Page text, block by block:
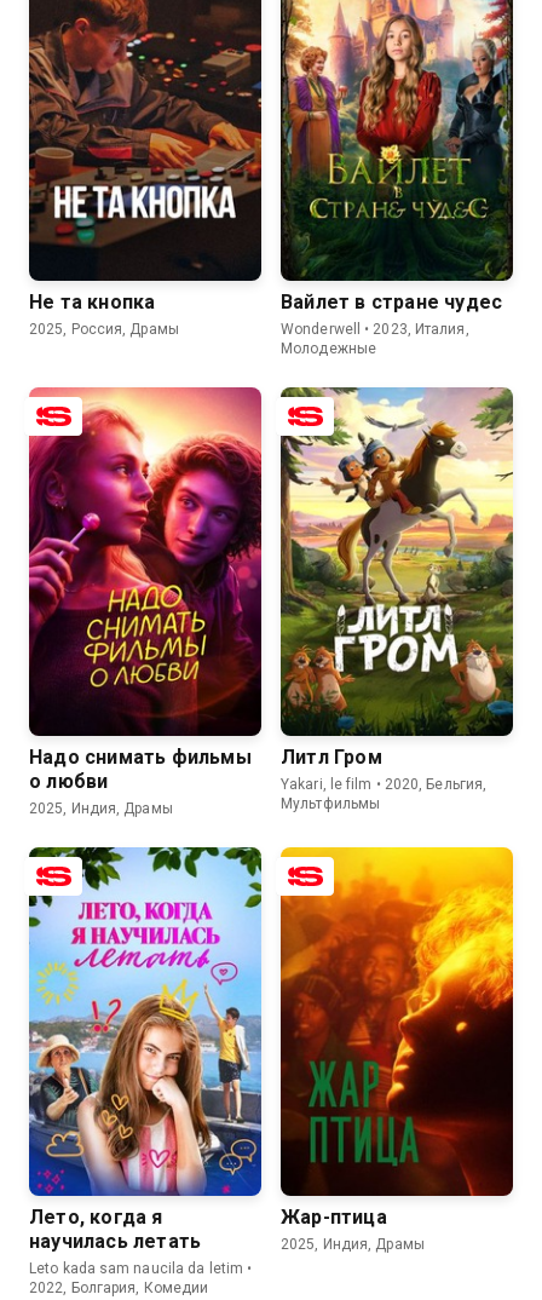
7.0 6.3
Не та кнопка
2025, Россия, Драмы
5.9 5.8
Вайлет в стране чудес
Wonderwell • 2023, Италия,
Молодежные
7.7 5.8
Надо снимать фильмы
о любви
2025, Индия, Драмы
7.3 6.4
Литл Гром
Yakari, le film • 2020, Бельгия,
Мультфильмы
7.5 7.9
Лето, когда я
научилась летать
Leto kada sam naucila da letim •
2022, Болгария, Комедии
7.4 7.3
Жар-птица
2025, Индия, Драмы